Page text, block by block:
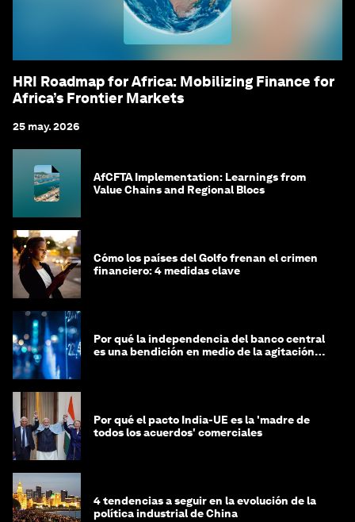
HRI Roadmap for Africa: Mobilizing Finance for
Africa’s Frontier Markets
25 may. 2026
AfCFTA Implementation: Learnings from
Value Chains and Regional Blocs
Cómo los países del Golfo frenan el crimen
financiero: 4 medidas clave
Por qué la independencia del banco central
es una bendición en medio de la agitación
Por qué el pacto India-UE es la 'madre de
todos los acuerdos' comerciales
4 tendencias a seguir en la evolución de la
política industrial de China